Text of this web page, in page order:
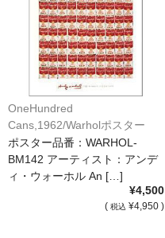
OneHundred
Cans,1962/Warholポスター
[BM142]
ポスター品番：WARHOL-
BM142 アーティスト：アンデ
ィ・ウォーホル An […]
¥4,500
( 税込 ¥4,950 )